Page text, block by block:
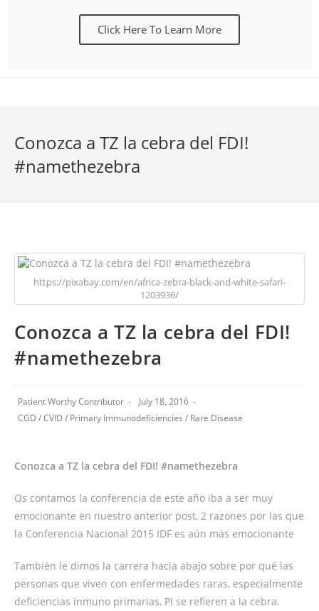
Click Here To Learn More
Conozca a TZ la cebra del FDI!
#namethezebra
https://pixabay.com/en/africa-zebra-black-and-white-safari-
1203936/
Conozca a TZ la cebra del FDI!
#namethezebra
Patient Worthy Contributor
July 18, 2016
CGD /CVID / Primary Immunodeficiencies / Rare Disease
Conozca a TZ la cebra del FDI! #namethezebra
Os contamos la conferencia de este año iba a ser muy
emocionante en nuestro anterior post, 2 razones por las que
la Conferencia Nacional 2015 IDF es aún más emocionante
También le dimos la carrera hacia abajo sobre por qué las
personas que viven con enfermedades raras, especialmente
deficiencias inmuno primarias, PI se refieren a la cebra.